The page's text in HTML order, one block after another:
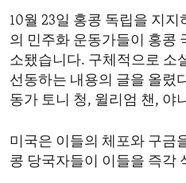
10월 23일 홍콩 독립을 지
의 민주화 운동가들이 홍콩
소됐습니다. 구체적으로 소
선동하는 내용의 글을 올렸
동가 토니 청, 윌리엄 챈, 야
미국은 이들의 체포와 구금
콩 당국자들이 이들을 즉각